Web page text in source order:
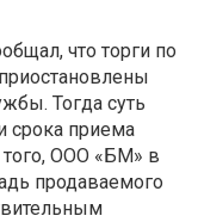
что торги по
Тогда суть
срока приема
того, ООО «БМ» в
продаваемого